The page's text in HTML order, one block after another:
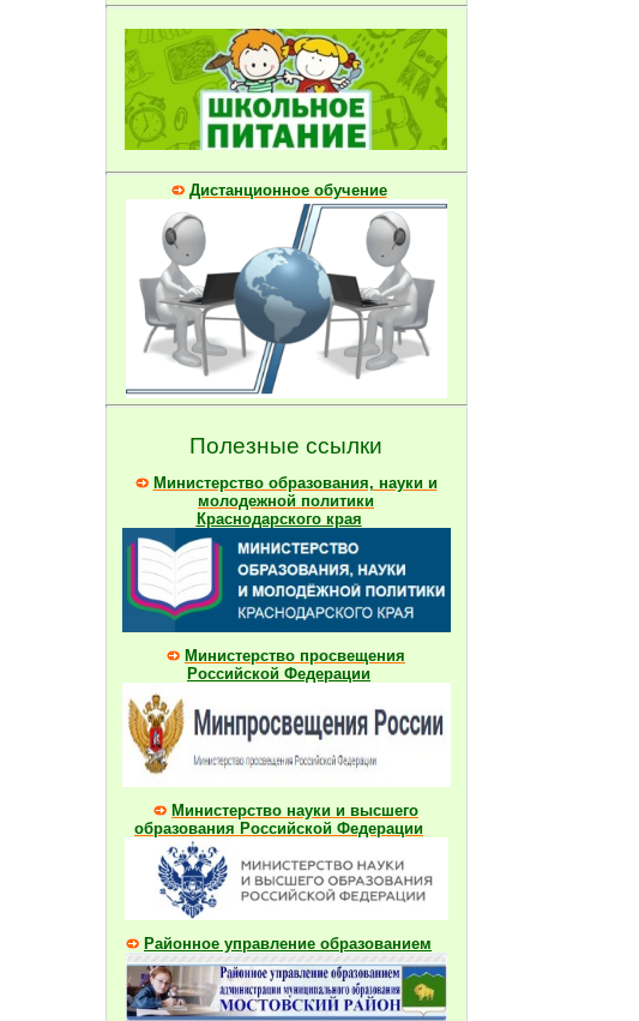
Дистанционное обучение
Полезные ссылки
Министерство образования, науки и
молодежной политики
Краснодарского края
Министерство просвещения
Российской Федерации
Министерство науки и высшего
образования Российской Федерации
Районное управление образованием